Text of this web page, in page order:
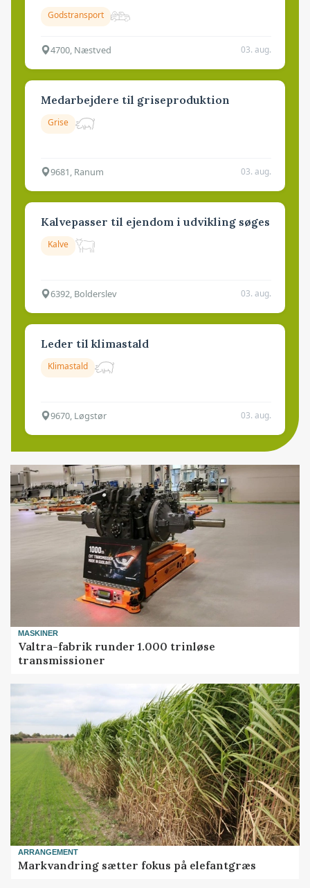
Godstransport
4700, Næstved 03. aug.
Medarbejdere til griseproduktion
Grise
9681, Ranum 03. aug.
Kalvepasser til ejendom i udvikling søges
Kalve
6392, Bolderslev 03. aug.
Leder til klimastald
Klimastald
9670, Løgstør 03. aug.
MASKINER
Valtra-fabrik runder 1.000 trinløse
transmissioner
ARRANGEMENT
Markvandring sætter fokus på elefantgræs